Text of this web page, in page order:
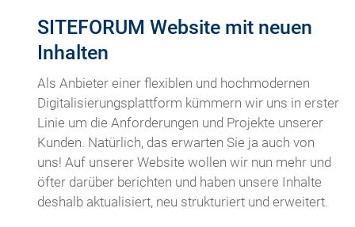
SITEFORUM Website mit neuen
Inhalten
Als Anbieter einer flexiblen und hochmodernen
Digitalisierungsplattform kümmern wir uns in erster
Linie um die Anforderungen und Projekte unserer
Kunden. Natürlich, das erwarten Sie ja auch von
uns! Auf unserer Website wollen wir nun mehr und
öfter darüber berichten und haben unsere Inhalte
deshalb aktualisiert, neu strukturiert und erweitert.